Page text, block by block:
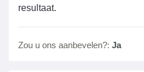
resultaat.
Zou u ons aanbevelen?: Ja